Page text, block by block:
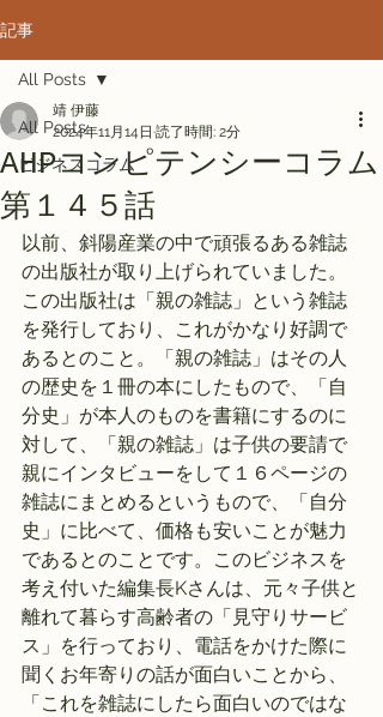
記事
All Posts
ビジネスコラム
All Posts
AHPコンピテンシーコラム
第１４５話
靖 伊藤
2024年11月14日 読了時間: 2分
以前、斜陽産業の中で頑張るある雑誌
の出版社が取り上げられていました。
この出版社は「親の雑誌」という雑誌
を発行しており、これがかなり好調で
あるとのこと。「親の雑誌」はその人
の歴史を１冊の本にしたもので、「自
分史」が本人のものを書籍にするのに
対して、「親の雑誌」は子供の要請で
親にインタビューをして１６ページの
雑誌にまとめるというもので、「自分
史」に比べて、価格も安いことが魅力
であるとのことです。このビジネスを
考え付いた編集長Kさんは、元々子供と
離れて暮らす高齢者の「見守りサービ
ス」を行っており、電話をかけた際に
聞くお年寄りの話が面白いことから、
「これを雑誌にしたら面白いのではな